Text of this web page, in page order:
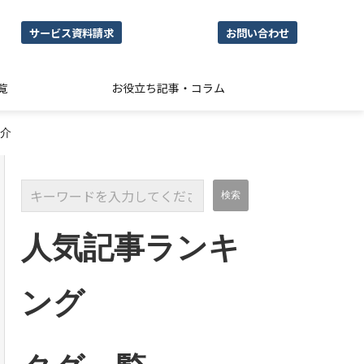
サービス資料請求 お問い合わせ
お役立ち記事・コラム
人気記事ランキ
ング